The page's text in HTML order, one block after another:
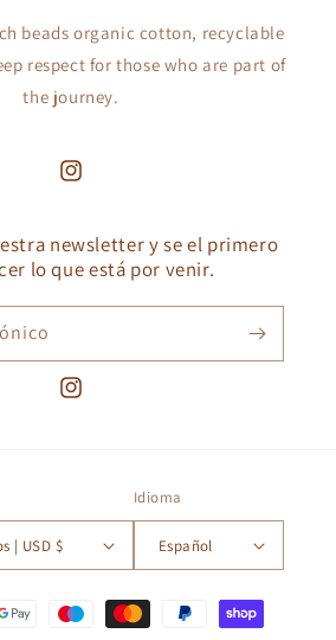
beads organic cotton, recyclable
respect for those who are part of
the journey.
Instagram
newsletter y se el primero
lo que está por venir.
Instagram
Estados Unidos | USD $
Idioma
Español